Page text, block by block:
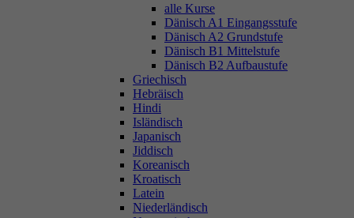
alle Kurse
Dänisch A1 Eingangsstufe
Dänisch A2 Grundstufe
Dänisch B1 Mittelstufe
Dänisch B2 Aufbaustufe
Griechisch
Hebräisch
Hindi
Isländisch
Japanisch
Jiddisch
Koreanisch
Kroatisch
Latein
Niederländisch